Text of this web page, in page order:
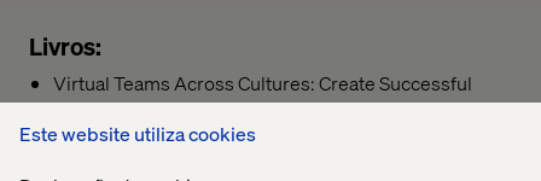
Este website utiliza cookies
Livros:
Virtual Teams Across Cultures: Create Successful
Teams Around the World